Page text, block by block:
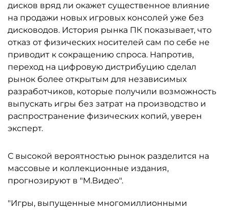
дисков вряд ли окажет существенное влияние
на продажи новых игровых консолей уже без
дисководов. История рынка ПК показывает, что
отказ от физических носителей сам по себе не
приводит к сокращению спроса. Напротив,
переход на цифровую дистрибуцию сделал
рынок более открытым для независимых
разработчиков, которые получили возможность
выпускать игры без затрат на производство и
распространение физических копий, уверен
эксперт.
С высокой вероятностью рынок разделится на
массовые и коллекционные издания,
прогнозируют в "М.Видео".
"Игры, выпущенные многомиллионными